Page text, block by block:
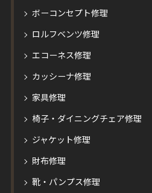
ボーコンセプト修理
ロルフベンツ修理
エコーネス修理
カッシーナ修理
家具修理
椅子・ダイニングチェア修理
ジャケット修理
財布修理
靴・パンプス修理